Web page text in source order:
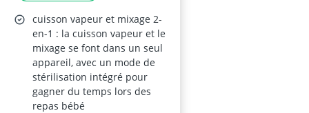
cuisson vapeur et mixage 2-
en-1 : la cuisson vapeur et le
mixage se font dans un seul
appareil, avec un mode de
stérilisation intégré pour
gagner du temps lors des
repas bébé